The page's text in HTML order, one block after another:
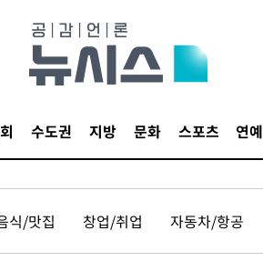
수도권 지방 문화 스포츠 연예
식/맛집 창업/취업 자동차/항공